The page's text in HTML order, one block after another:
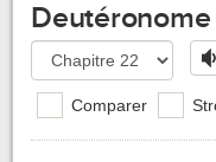
Deutéronome
Comparer